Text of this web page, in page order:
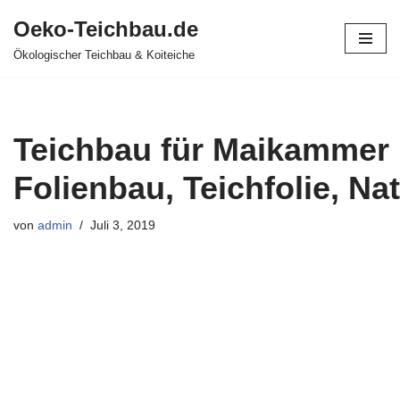
Zum
Oeko-Teichbau.de
Ökologischer Teichbau & Koiteiche
Teichbau für
Folienbau, Teichfolie,
von admin Juli 3, 2019